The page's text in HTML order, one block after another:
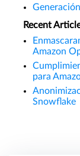
Recent
Amazon
para
Snowflake